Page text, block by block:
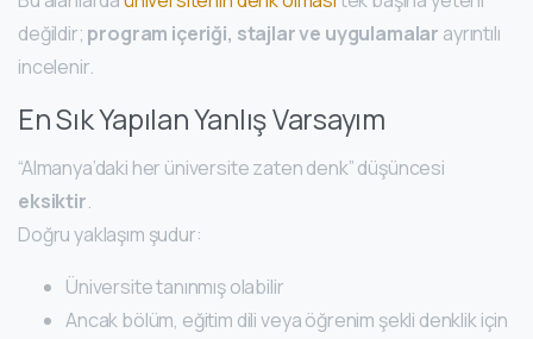
değildir; program içeriği, stajlar ve uygulamalar ayrıntılı
incelenir.
En Sık Yapılan Yanlış Varsayım
“Almanya’daki her üniversite zaten denk” düşüncesi
eksiktir.
Doğru yaklaşım şudur:
Üniversite tanınmış olabilir
Ancak bölüm, eğitim dili veya öğrenim şekli denklik için